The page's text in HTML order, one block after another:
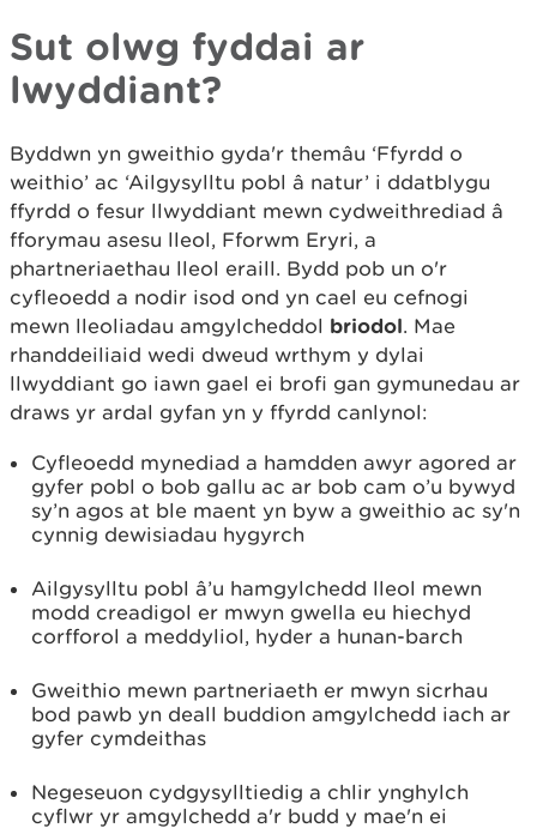
Sut olwg fyddai ar
lwyddiant?
Byddwn yn gweithio gyda'r themâu ‘Ffyrdd o
weithio’ ac ‘Ailgysylltu pobl â natur’ i ddatblygu
ffyrdd o fesur llwyddiant mewn cydweithrediad â
fforymau asesu lleol, Fforwm Eryri, a
phartneriaethau lleol eraill. Bydd pob un o'r
cyfleoedd a nodir isod ond yn cael eu cefnogi
mewn lleoliadau amgylcheddol briodol. Mae
rhanddeiliaid wedi dweud wrthym y dylai
llwyddiant go iawn gael ei brofi gan gymunedau ar
draws yr ardal gyfan yn y ffyrdd canlynol:
Cyfleoedd mynediad a hamdden awyr agored ar
gyfer pobl o bob gallu ac ar bob cam o’u bywyd
sy’n agos at ble maent yn byw a gweithio ac sy'n
cynnig dewisiadau hygyrch
Ailgysylltu pobl â’u hamgylchedd lleol mewn
modd creadigol er mwyn gwella eu hiechyd
corfforol a meddyliol, hyder a hunan-barch
Gweithio mewn partneriaeth er mwyn sicrhau
bod pawb yn deall buddion amgylchedd iach ar
gyfer cymdeithas
Negeseuon cydgysylltiedig a chlir ynghylch
cyflwr yr amgylchedd a'r budd y mae'n ei